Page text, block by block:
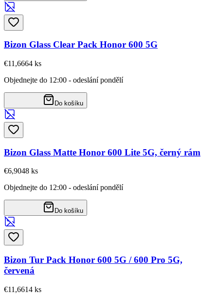
Bizon Glass Clear Pack Honor 600 5G
€11,6664 ks
Objednejte do 12:00 - odeslání pondělí
Do košíku
Bizon Glass Matte Honor 600 Lite 5G, černý rám
€6,9048 ks
Objednejte do 12:00 - odeslání pondělí
Do košíku
Bizon Tur Pack Honor 600 5G / 600 Pro 5G,
červená
€11,6614 ks